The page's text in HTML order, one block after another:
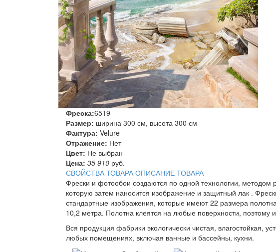
Фреска:6519
Размер: ширина 300 см, высота 300 см
Фактура: Velure
Отражение: Нет
Цвет: Не выбран
Цена: 35 910 руб.
СВОЙСТВА ТОВАРА ОПИСАНИЕ ТОВАРА
Фрески и фотообои создаются по одной технологии,
которую затем наносится изображение и защитный лак .
стандартные изображения, которые имеют 22 размера
10,2 метра. Полотна клеятся на любые поверхности,
Вся продукция фабрики экологически чистая,
любых помещениях, включая ванные и бассейны, кухни.